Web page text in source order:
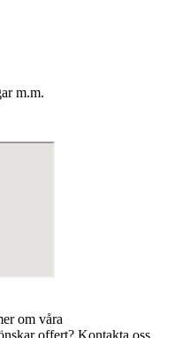
m.m.
om våra
offert? Kontakta oss